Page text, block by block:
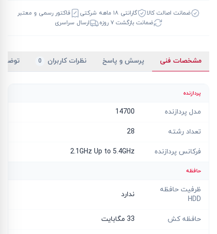
ضمانت اصالت کالا گارانتی ۱۸ ماهه شرکتی
فاکتور رسمی و معتبر
ضمانت بازگشت ۷ روزه
ارسال سراسری
مشخصات فنی پرسش و پاسخ نظرات کاربران 0
پردازنده
مدل پردازنده 14700
تعداد رشته 28
فرکانس پردازنده 2.1GHz Up to 5.4GHz
حافظه
ظرفیت حافظه
HDD
ندارد
حافظه کش 33 مگابایت